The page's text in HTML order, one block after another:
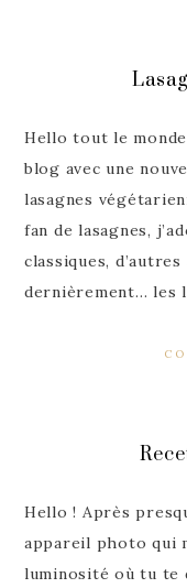
Hello tout le
blog avec une
lasagnes
fan de lasagnes,
classiques,
dernièrement… les
Hello ! Après
appareil photo qui
luminosité où tu te